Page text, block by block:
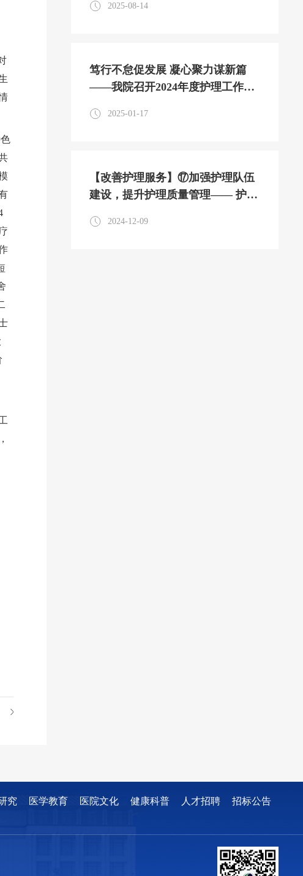
2025-08-14
笃行不怠促发展 凝心聚力谋新篇
——我院召开2024年度护理工作总
2025-01-17
【改善护理服务】⑰加强护理队伍
建设，提升护理质量管理—— 护理
2024-12-09
究 医学教育 医院文化 健康科普 人才招聘
招标公告